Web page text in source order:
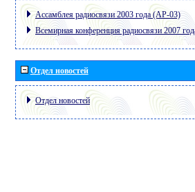
Ассамблея радиосвязи 2003 года (АР-03)
Всемирная конференция радиосвязи 2007
Отдел новостей
Отдел новостей